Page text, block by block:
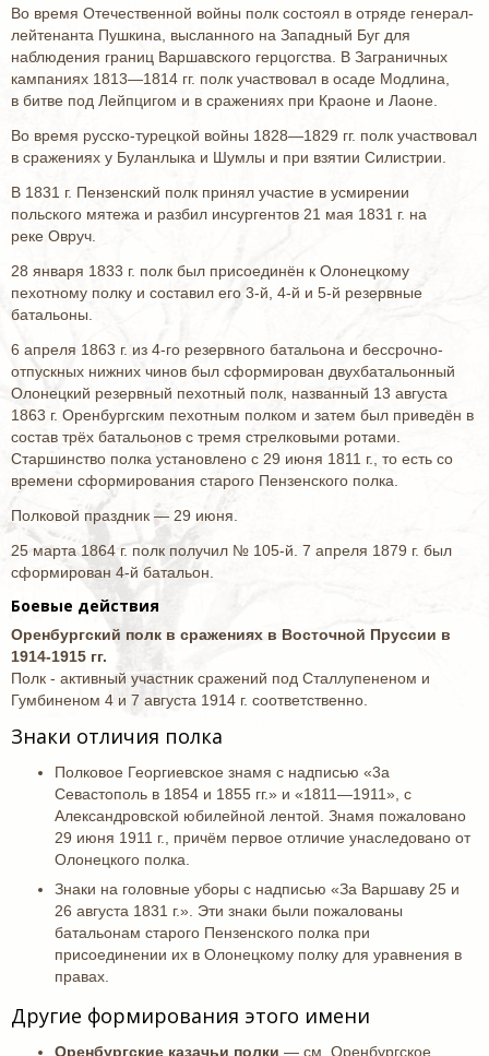
Во время Отечественной войны полк состоял в отряде генерал-
лейтенанта Пушкина, высланного на Западный Буг для
наблюдения границ Варшавского герцогства. В Заграничных
кампаниях 1813—1814 гг. полк участвовал в осаде Модлина,
в битве под Лейпцигом и в сражениях при Краоне и Лаоне.
Во время русско-турецкой войны 1828—1829 гг. полк участвовал
в сражениях у Буланлыка и Шумлы и при взятии Силистрии.
В 1831 г. Пензенский полк принял участие в усмирении
польского мятежа и разбил инсургентов 21 мая 1831 г. на
реке Овруч.
28 января 1833 г. полк был присоединён к Олонецкому
пехотному полку и составил его 3-й, 4-й и 5-й резервные
батальоны.
6 апреля 1863 г. из 4-го резервного батальона и бессрочно-
отпускных нижних чинов был сформирован двухбатальонный
Олонецкий резервный пехотный полк, названный 13 августа
1863 г. Оренбургским пехотным полком и затем был приведён в
состав трёх батальонов с тремя стрелковыми ротами.
Старшинство полка установлено с 29 июня 1811 г., то есть со
времени сформирования старого Пензенского полка.
Полковой праздник — 29 июня.
25 марта 1864 г. полк получил № 105-й. 7 апреля 1879 г. был
сформирован 4-й батальон.
Боевые действия
Оренбургский полк в сражениях в Восточной Пруссии в
1914-1915 гг.
Полк - активный участник сражений под Сталлупененом и
Гумбиненом 4 и 7 августа 1914 г. соответственно.
Знаки отличия полка
Полковое Георгиевское знамя с надписью «3а
Севастополь в 1854 и 1855 гг.» и «1811—1911», с
Александровской юбилейной лентой. Знамя пожаловано
29 июня 1911 г., причём первое отличие унаследовано от
Олонецкого полка.
Знаки на головные уборы с надписью «За Варшаву 25 и
26 августа 1831 г.». Эти знаки были пожалованы
батальонам старого Пензенского полка при
присоединении их в Олонецкому полку для уравнения в
правах.
Другие формирования этого имени
Оренбургские казачьи полки — см. Оренбургское